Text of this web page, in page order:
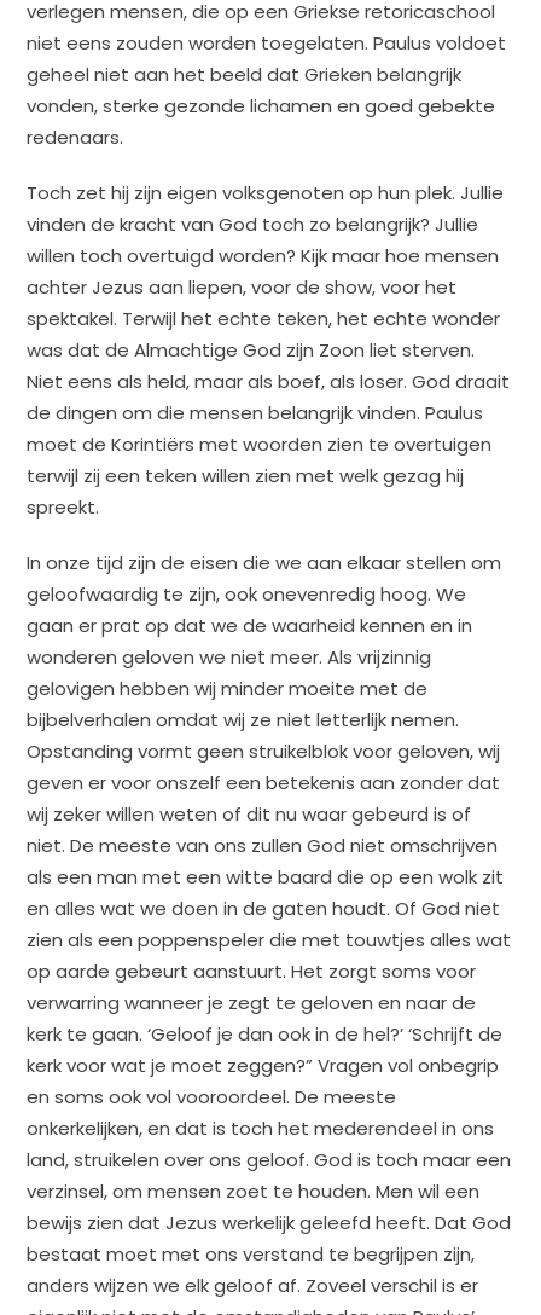
verlegen mensen, die op een Griekse retoricaschool
niet eens zouden worden toegelaten. Paulus voldoet
geheel niet aan het beeld dat Grieken belangrijk
vonden, sterke gezonde lichamen en goed gebekte
redenaars.
Toch zet hij zijn eigen volksgenoten op hun plek. Jullie
vinden de kracht van God toch zo belangrijk? Jullie
willen toch overtuigd worden? Kijk maar hoe mensen
achter Jezus aan liepen, voor de show, voor het
spektakel. Terwijl het echte teken, het echte wonder
was dat de Almachtige God zijn Zoon liet sterven.
Niet eens als held, maar als boef, als loser. God draait
de dingen om die mensen belangrijk vinden. Paulus
moet de Korintiërs met woorden zien te overtuigen
terwijl zij een teken willen zien met welk gezag hij
spreekt.
In onze tijd zijn de eisen die we aan elkaar stellen om
geloofwaardig te zijn, ook onevenredig hoog. We
gaan er prat op dat we de waarheid kennen en in
wonderen geloven we niet meer. Als vrijzinnig
gelovigen hebben wij minder moeite met de
bijbelverhalen omdat wij ze niet letterlijk nemen.
Opstanding vormt geen struikelblok voor geloven, wij
geven er voor onszelf een betekenis aan zonder dat
wij zeker willen weten of dit nu waar gebeurd is of
niet. De meeste van ons zullen God niet omschrijven
als een man met een witte baard die op een wolk zit
en alles wat we doen in de gaten houdt. Of God niet
zien als een poppenspeler die met touwtjes alles wat
op aarde gebeurt aanstuurt. Het zorgt soms voor
verwarring wanneer je zegt te geloven en naar de
kerk te gaan. ‘Geloof je dan ook in de hel?’ ‘Schrijft de
kerk voor wat je moet zeggen?” Vragen vol onbegrip
en soms ook vol vooroordeel. De meeste
onkerkelijken, en dat is toch het mederendeel in ons
land, struikelen over ons geloof. God is toch maar een
verzinsel, om mensen zoet te houden. Men wil een
bewijs zien dat Jezus werkelijk geleefd heeft. Dat God
bestaat moet met ons verstand te begrijpen zijn,
anders wijzen we elk geloof af. Zoveel verschil is er